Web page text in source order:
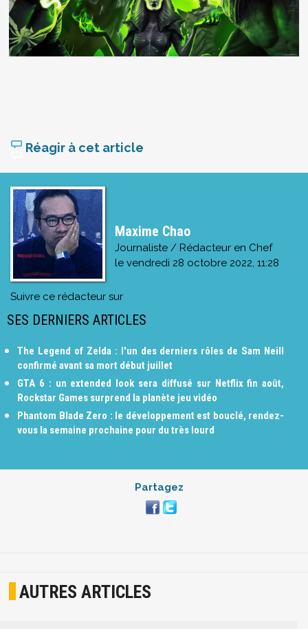
Réagir à cet article
Maxime Chao
Journaliste / Rédacteur en Chef
le vendredi 28 octobre 2022, 11:28
Suivre ce rédacteur sur
SES DERNIERS ARTICLES
The Legend of Zelda : l'un des derniers rôles de Sam Neill
confirmé avant sa mort début juillet
GTA 6 : un extended look sera diffusé sur Netflix fin août,
Rockstar Games surprend la planète jeu vidéo
Phantom Blade Zero : le développement est bouclé, rendez-
vous la semaine prochaine pour du très lourd
Partagez
AUTRES ARTICLES